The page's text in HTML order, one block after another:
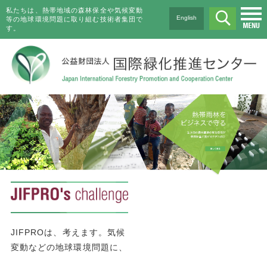
私たちは、熱帯地域の森林保全や気候変動
等の地球環境問題に取り組む技術者集団で
す。
English
JIFPROは、考えます。気候
変動などの地球環境問題に、